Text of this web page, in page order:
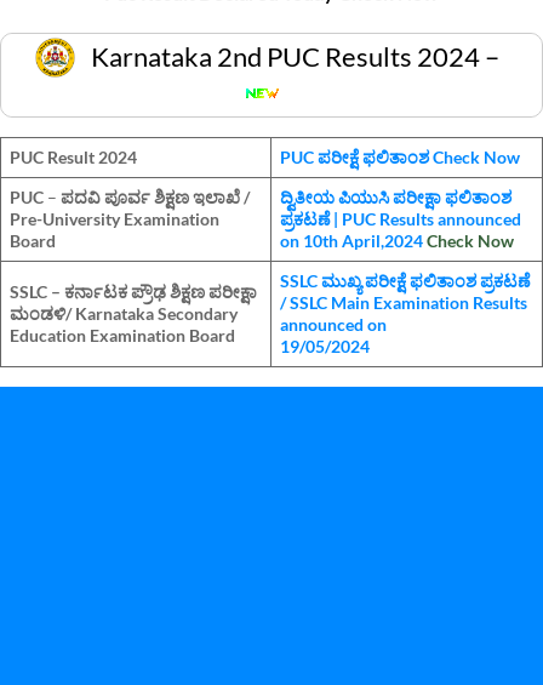
Karnataka 2nd PUC Results 2024 –
PUC Result 2024
PUC ಪರೀಕ್ಷೆ ಫಲಿತಾಂಶ Check Now
PUC –ಪದವಿ ಪೂರ್ವ ಶಿಕ್ಷಣ ಇಲಾಖೆ /
Pre-University Examination
Board
ದ್ವಿತೀಯ ಪಿಯುಸಿ ಪರೀಕ್ಷಾ ಫಲಿತಾಂಶ
ಪ್ರಕಟಣೆ | PUC Results announced
on 10th April,2024Check Now
SSLC – ಕರ್ನಾಟಕ ಪ್ರೌಢ ಶಿಕ್ಷಣ ಪರೀಕ್ಷಾ
ಮಂಡಳಿ/ Karnataka Secondary
Education Examination Board
SSLC ಮುಖ್ಯ ಪರೀಕ್ಷೆ ಫಲಿತಾಂಶ ಪ್ರಕಟಣೆ
/ SSLC Main Examination Results
announced on
19/05/2024